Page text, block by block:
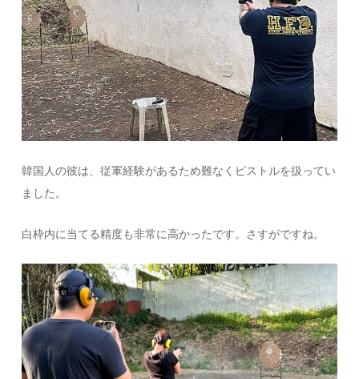
韓国人の彼は、従軍経験があるため難なくピストルを扱ってい
ました。
白枠内に当てる精度も非常に高かったです。さすがですね。